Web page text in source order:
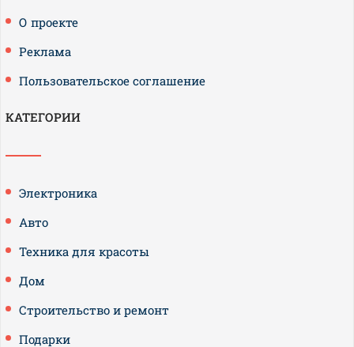
О проекте
Реклама
Пользовательское соглашение
КАТЕГОРИИ
Электроника
Авто
Техника для красоты
Дом
Строительство и ремонт
Подарки